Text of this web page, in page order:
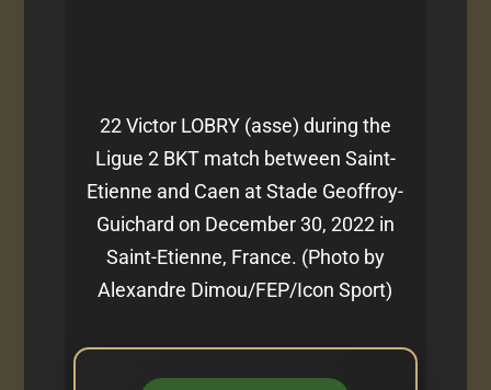
22 Victor LOBRY (asse) during the
Ligue 2 BKT match between Saint-
Etienne and Caen at Stade Geoffroy-
Guichard on December 30, 2022 in
Saint-Etienne, France. (Photo by
Alexandre Dimou/FEP/Icon Sport)